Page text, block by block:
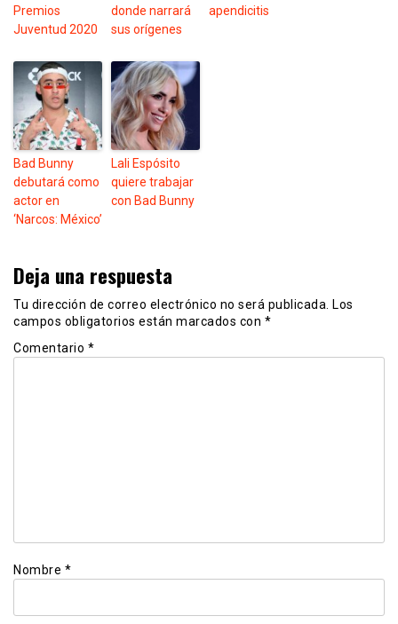
Premios
Juventud 2020
donde narrará
sus orígenes
apendicitis
Bad Bunny
debutará como
actor en
‘Narcos: México’
Lali Espósito
quiere trabajar
con Bad Bunny
Deja una respuesta
Tu dirección de correo electrónico no será publicada.
Los
campos obligatorios están marcados con *
Comentario *
Nombre *